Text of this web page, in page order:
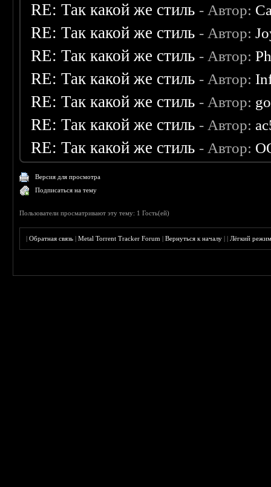
RE: Так какой же стиль - Автор:
RE: Так какой же стиль - Автор:
RE: Так какой же стиль - Автор:
RE: Так какой же стиль - Автор:
RE: Так какой же стиль - Автор:
RE: Так какой же стиль - Автор:
RE: Так какой же стиль - Автор:
Версия для просмотра
Подписаться на тему
Пользователи просматривают эту тему: 1 Гость(ей)
|Обратная связь |Metal Torrent Tracker Forum |Вернуться к началу ||Лёгкий